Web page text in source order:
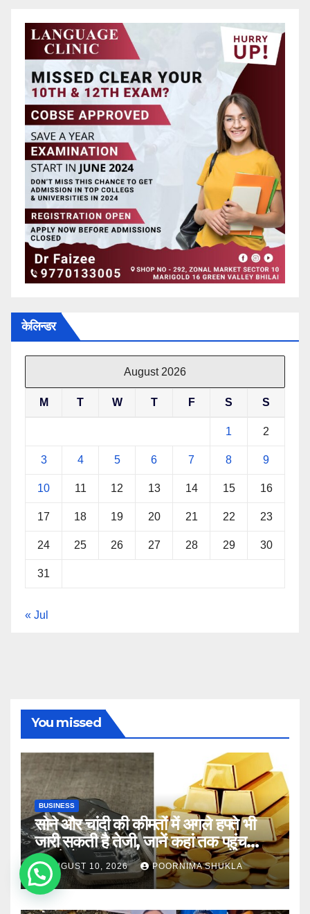
केलिन्डर
August 2026
M T W T F S S
1 2
3 4 5 6 7 8 9
10 11 12 13 14 15 16
17 18 19 20 21 22 23
24 25 26 27 28 29 30
31
« Jul
You missed
BUSINESS
सोने और चांदी की कीमतों में अगले हफ्ते भी
जारी सकती है तेजी, जानें कहां तक पहुंच
सकते हैं भाव
AUGUST 10, 2026 POORNIMA SHUKLA